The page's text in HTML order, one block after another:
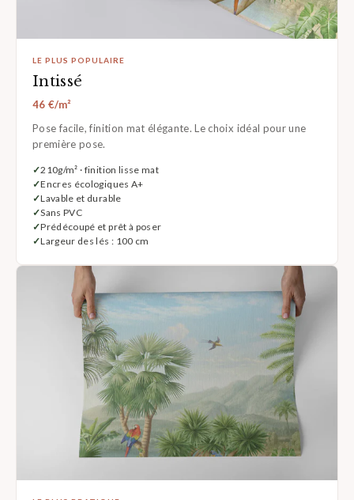
LE PLUS POPULAIRE
Intissé
46 €/m²
Pose facile, finition mat élégante. Le choix idéal pour une
première pose.
210g/m² · finition lisse mat
Encres écologiques A+
Lavable et durable
Sans PVC
Prédécoupé et prêt à poser
Largeur des lés : 100 cm